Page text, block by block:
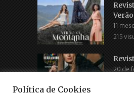
11
215
20 de
Política de Cookies